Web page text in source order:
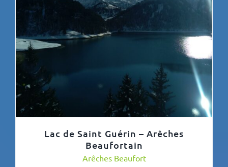
Lac de Saint Guérin – Arêches
Beaufortain
Arêches Beaufort